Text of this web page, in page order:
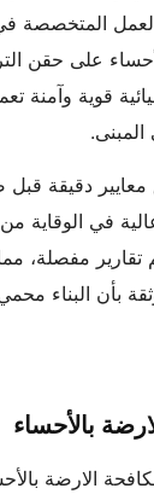
المتخصصة
على حقن
قوية وآمنة
معايير دقيقة
في الوقاية من
تقارير مفصلة،
بأن البناء
بالأحساء
الارضة